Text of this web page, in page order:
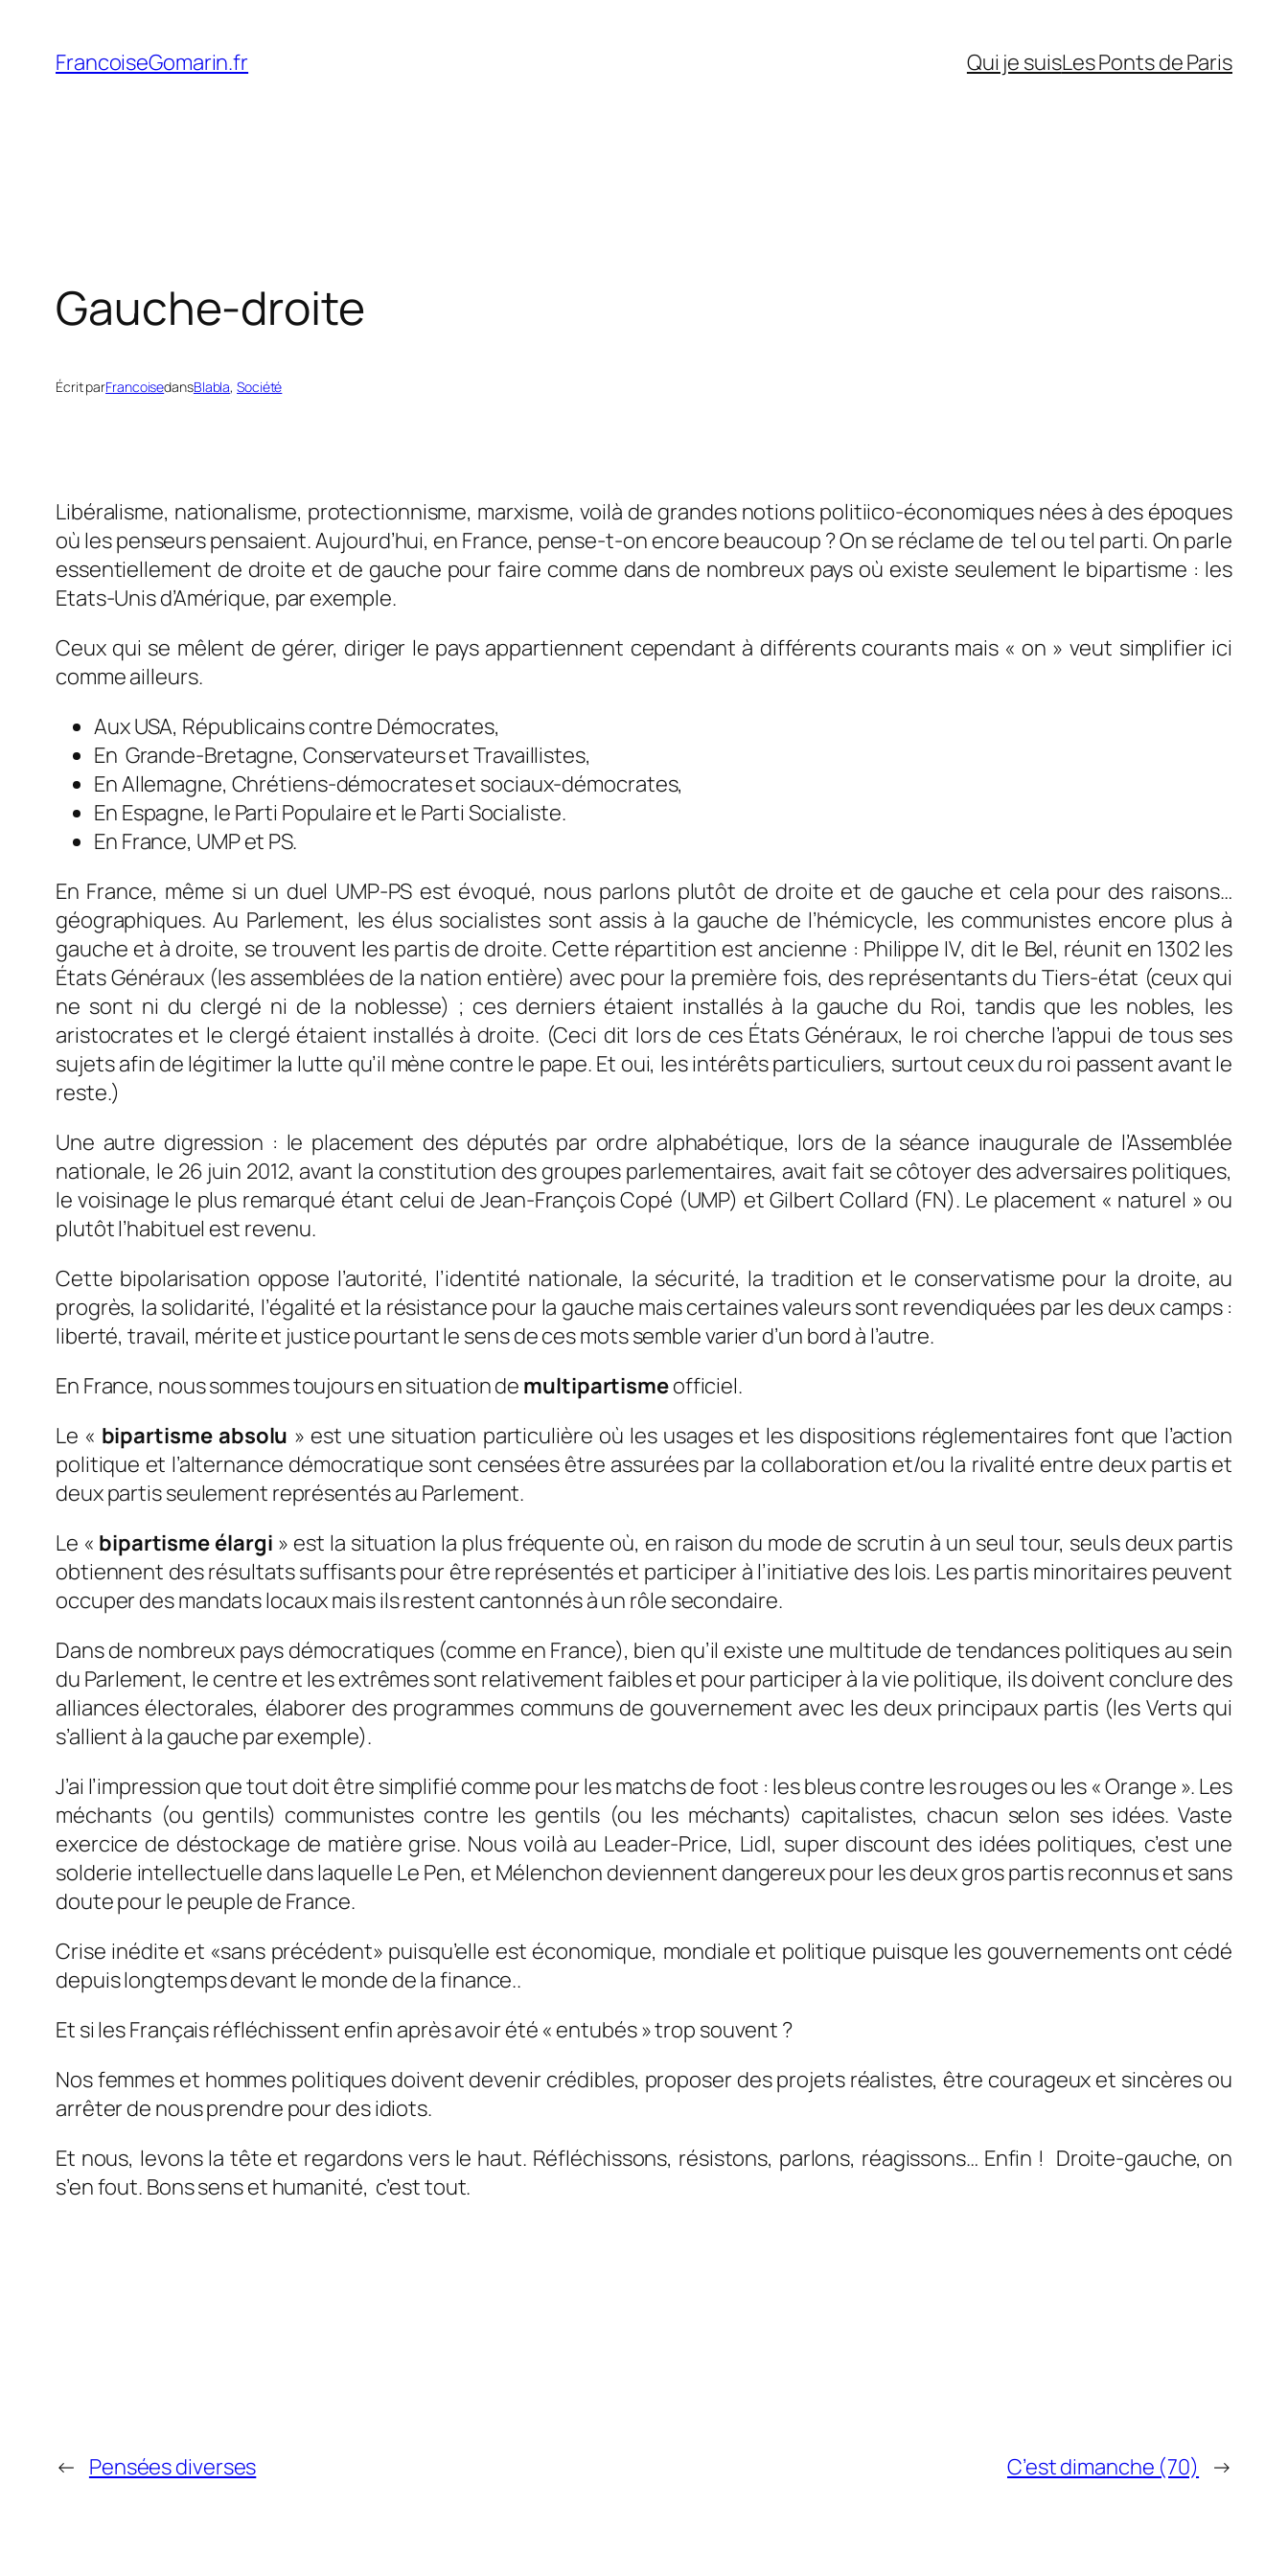
contenu
FrancoiseGomarin.fr Qui je suisLes Ponts de Paris
Gauche-droite
Écrit parFrancoisedansBlabla, Société
Libéralisme, nationalisme, protectionnisme, marxisme, voilà de grandes notions politiico-économiques nées à des époques
où les penseurs pensaient. Aujourd’hui, en France, pense-t-on encore beaucoup ? On se réclame de tel ou tel parti. On parle
essentiellement de droite et de gauche pour faire comme dans de nombreux pays où existe seulement le bipartisme : les
Etats-Unis d’Amérique, par exemple.
Ceux qui se mêlent de gérer, diriger le pays appartiennent cependant à différents courants mais « on » veut simplifier ici
comme ailleurs.
Aux USA, Républicains contre Démocrates,
En Grande-Bretagne, Conservateurs et Travaillistes,
En Allemagne, Chrétiens-démocrates et sociaux-démocrates,
En Espagne, le Parti Populaire et le Parti Socialiste.
En France, UMP et PS.
En France, même si un duel UMP-PS est évoqué, nous parlons plutôt de droite et de gauche et cela pour des raisons…
géographiques. Au Parlement, les élus socialistes sont assis à la gauche de l’hémicycle, les communistes encore plus à
gauche et à droite, se trouvent les partis de droite. Cette répartition est ancienne : Philippe IV, dit le Bel, réunit en 1302 les
États Généraux (les assemblées de la nation entière) avec pour la première fois, des représentants du Tiers-état (ceux qui
ne sont ni du clergé ni de la noblesse) ; ces derniers étaient installés à la gauche du Roi, tandis que les nobles, les
aristocrates et le clergé étaient installés à droite. (Ceci dit lors de ces États Généraux, le roi cherche l’appui de tous ses
sujets afin de légitimer la lutte qu’il mène contre le pape. Et oui, les intérêts particuliers, surtout ceux du roi passent avant le
reste.)
Une autre digression : le placement des députés par ordre alphabétique, lors de la séance inaugurale de l’Assemblée
nationale, le 26 juin 2012, avant la constitution des groupes parlementaires, avait fait se côtoyer des adversaires politiques,
le voisinage le plus remarqué étant celui de Jean-François Copé (UMP) et Gilbert Collard (FN). Le placement « naturel » ou
plutôt l’habituel est revenu.
Cette bipolarisation oppose l’autorité, l’identité nationale, la sécurité, la tradition et le conservatisme pour la droite, au
progrès, la solidarité, l’égalité et la résistance pour la gauche mais certaines valeurs sont revendiquées par les deux camps :
liberté, travail, mérite et justice pourtant le sens de ces mots semble varier d’un bord à l’autre.
En France, nous sommes toujours en situation de multipartismeofficiel.
Le « bipartisme absolu » est une situation particulière où les usages et les dispositions réglementaires font que l’action
politique et l’alternance démocratique sont censées être assurées par la collaboration et/ou la rivalité entre deux partis et
deux partis seulement représentés au Parlement.
Le « bipartisme élargi » est la situation la plus fréquente où, en raison du mode de scrutin à un seul tour, seuls deux partis
obtiennent des résultats suffisants pour être représentés et participer à l’initiative des lois. Les partis minoritaires peuvent
occuper des mandats locaux mais ils restent cantonnés à un rôle secondaire.
Dans de nombreux pays démocratiques (comme en France), bien qu’il existe une multitude de tendances politiques au sein
du Parlement, le centre et les extrêmes sont relativement faibles et pour participer à la vie politique, ils doivent conclure des
alliances électorales, élaborer des programmes communs de gouvernement avec les deux principaux partis (les Verts qui
s’allient à la gauche par exemple).
J’ai l’impression que tout doit être simplifié comme pour les matchs de foot : les bleus contre les rouges ou les « Orange ». Les
méchants (ou gentils) communistes contre les gentils (ou les méchants) capitalistes, chacun selon ses idées. Vaste
exercice de déstockage de matière grise. Nous voilà au Leader-Price, Lidl, super discount des idées politiques, c’est une
solderie intellectuelle dans laquelle Le Pen, et Mélenchon deviennent dangereux pour les deux gros partis reconnus et sans
doute pour le peuple de France.
Crise inédite et «sans précédent» puisqu’elle est économique, mondiale et politique puisque les gouvernements ont cédé
depuis longtemps devant le monde de la finance..
Et si les Français réfléchissent enfin après avoir été « entubés » trop souvent ?
Nos femmes et hommes politiques doivent devenir crédibles, proposer des projets réalistes, être courageux et sincères ou
arrêter de nous prendre pour des idiots.
Et nous, levons la tête et regardons vers le haut. Réfléchissons, résistons, parlons, réagissons… Enfin ! Droite-gauche, on
s’en fout. Bons sens et humanité, c’est tout.
← Pensées diverses C’est dimanche (70) →